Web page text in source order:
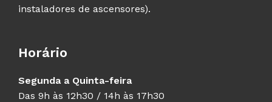
instaladores de ascensores).
Horário
Segunda a Quinta-feira
Das 9h às 12h30 / 14h às 17h30